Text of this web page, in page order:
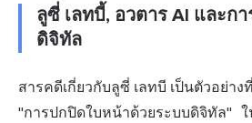
ลูซี่ เลทบี้, อวตาร AI และก
ดิจิทัล
สารคดีเกี่ยวกับลูซี่ เลทบี เป็นตัวอย่า
"การปกปิดใบหน้าด้วยระบบดิจิทัล"